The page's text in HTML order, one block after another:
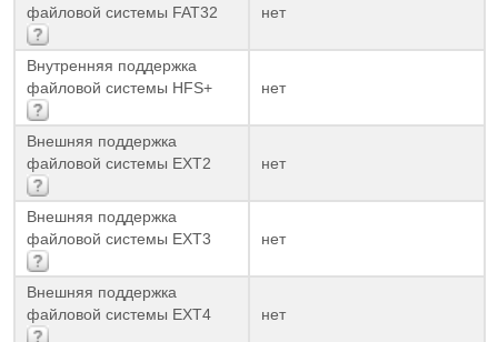
файловой системы FAT32
нет
Внутренняя поддержка
файловой системы HFS+
нет
Внешняя поддержка
файловой системы EXT2
нет
Внешняя поддержка
файловой системы EXT3
нет
Внешняя поддержка
файловой системы EXT4
нет